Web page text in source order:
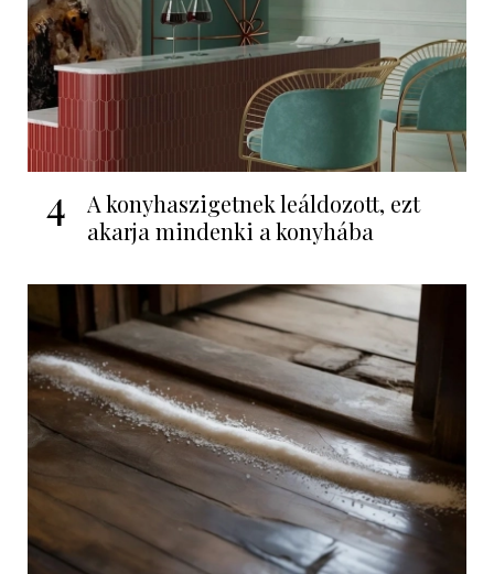
4
A konyhaszigetnek leáldozott, ezt
akarja mindenki a konyhába